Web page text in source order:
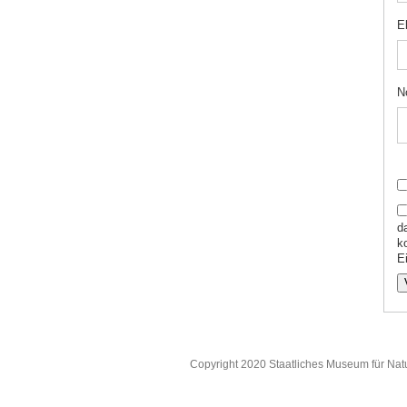
Copyright 2020 Staatliches Museum für